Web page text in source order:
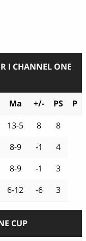
I CHANNEL ONE
Ma +/- PS
P
13-5 8
8
8-9 -1
4
8-9 -1
3
6-12 -6 3
CUP